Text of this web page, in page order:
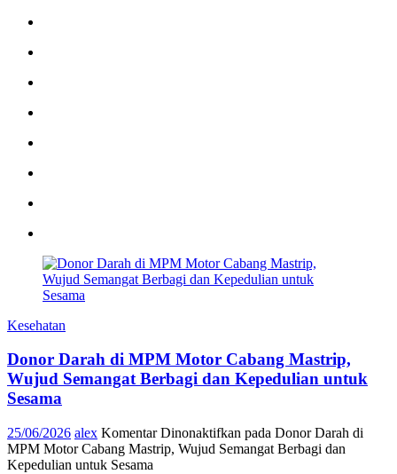
Kesehatan
Donor Darah di MPM Motor Cabang Mastrip,
Wujud Semangat Berbagi dan Kepedulian untuk
Sesama
25/06/2026 alex Komentar Dinonaktifkan pada Donor Darah di
MPM Motor Cabang Mastrip, Wujud Semangat Berbagi dan
Kepedulian untuk Sesama